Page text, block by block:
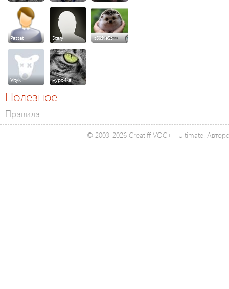
Passat Scary sSikNeSs
Vityk муро4ка
Полезное
Правила
© 2003-2026 Creatiff VOC++ Ultimate.